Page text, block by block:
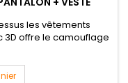
les vêtements
3D offre le camouflage
compacte et légère